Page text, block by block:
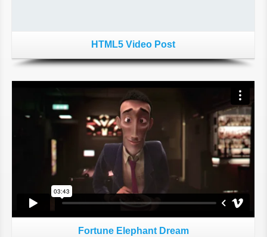
HTML5 Video Post
Fortune Elephant Dream